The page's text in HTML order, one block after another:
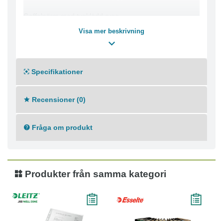
Gaffelpärm med tygklädd rygg
Format: A4
Färg: Svart, Blå, Grön, Röd, Vinröd, Gul
Visa mer beskrivning
Specifikationer
Recensioner (0)
Fråga om produkt
Produkter från samma kategori